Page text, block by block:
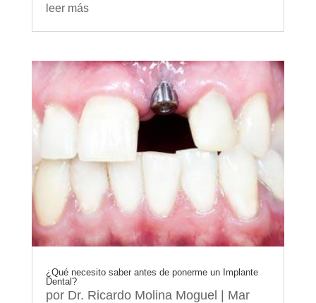
leer más
¿Qué necesito saber antes de ponerme un Implante
Dental?
por Dr. Ricardo Molina Moguel | Mar